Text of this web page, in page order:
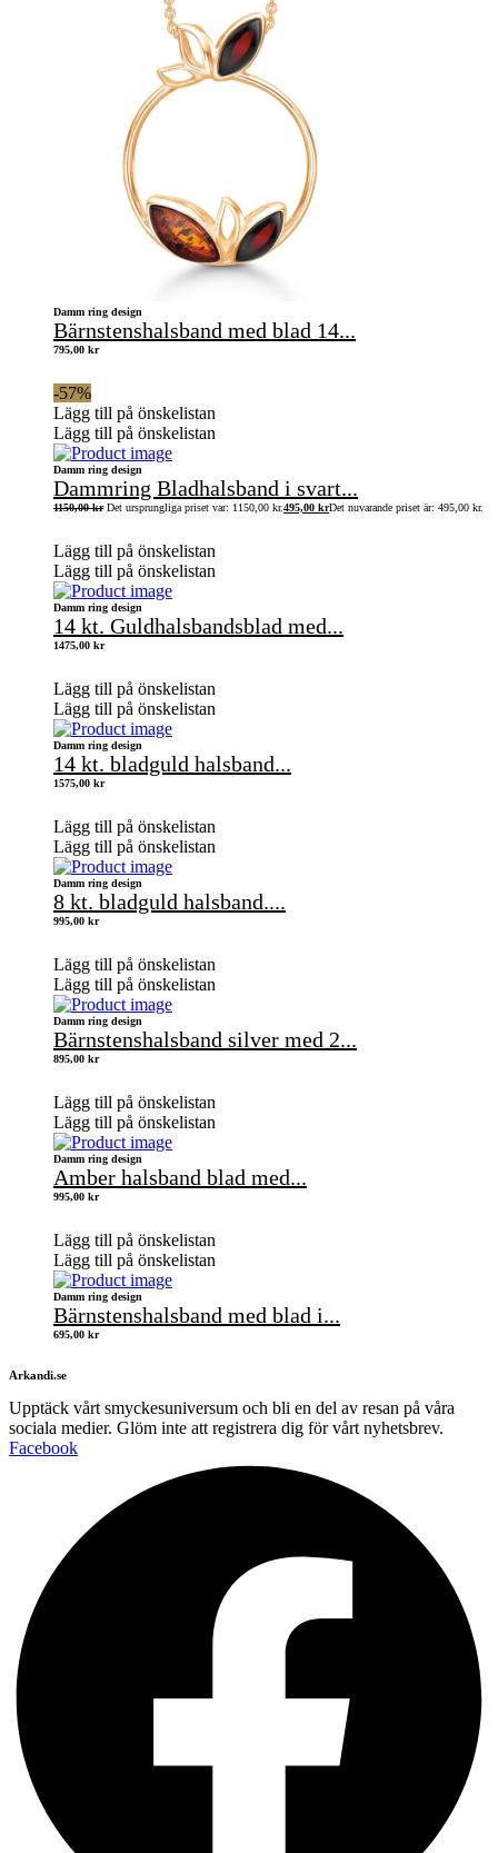
Damm ring design
Bärnstenshalsband med blad 14...
795,00 kr
-57%
Lägg till på önskelistan
Lägg till på önskelistan
Damm ring design
Dammring Bladhalsband i svart...
1150,00kr Det ursprungliga priset var: 1150,00 kr.495,00 krDet nuvarande priset är: 495,00 kr.
Lägg till på önskelistan
Lägg till på önskelistan
Damm ring design
14 kt. Guldhalsbandsblad med...
1475,00 kr
Lägg till på önskelistan
Lägg till på önskelistan
Damm ring design
14 kt. bladguld halsband...
1575,00 kr
Lägg till på önskelistan
Lägg till på önskelistan
Damm ring design
8 kt. bladguld halsband....
995,00 kr
Lägg till på önskelistan
Lägg till på önskelistan
Damm ring design
Bärnstenshalsband silver med 2...
895,00 kr
Lägg till på önskelistan
Lägg till på önskelistan
Damm ring design
Amber halsband blad med...
995,00 kr
Lägg till på önskelistan
Lägg till på önskelistan
Damm ring design
Bärnstenshalsband med blad i...
695,00 kr
Arkandi.se
Upptäck vårt smyckesuniversum och bli en del av resan på våra
sociala medier. Glöm inte att registrera dig för vårt nyhetsbrev.
Facebook